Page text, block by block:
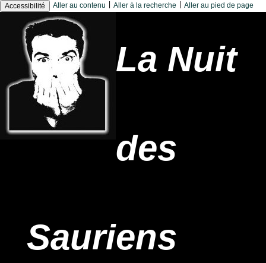
Accessibilité Aller au contenu Aller à la recherche Aller au pied de page
La Nuit
des
Sauriens